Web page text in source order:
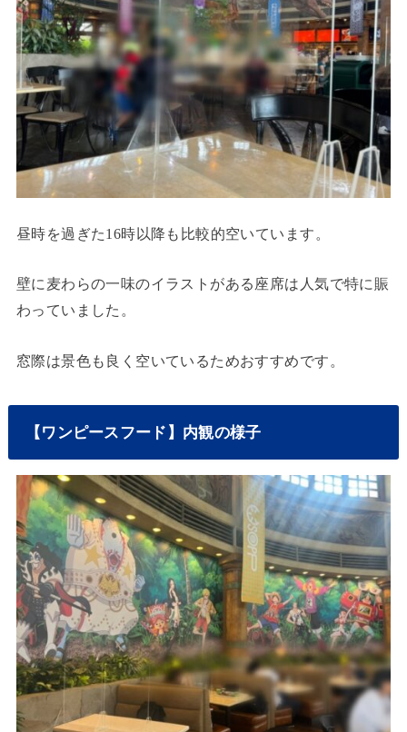
昼時を過ぎた16時以降も比較的空いています。
壁に麦わらの一味のイラストがある座席は人気で特に賑
わっていました。
窓際は景色も良く空いているためおすすめです。
【ワンピースフード】内観の様子